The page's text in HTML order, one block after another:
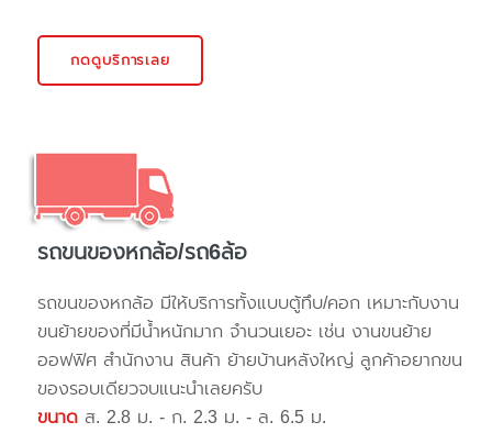
กดดูบริการเลย
รถขนของหกล้อ/รถ6ล้อ
รถขนของหกล้อ มีให้บริการทั้งแบบตู้ทึบ/คอก เหมาะกับงาน
ขนย้ายของที่มีน้ำหนักมาก จำนวนเยอะ เช่น งานขนย้าย
ออฟฟิศ สำนักงาน สินค้า ย้ายบ้านหลังใหญ่ ลูกค้าอยากขน
ของรอบเดียวจบแนะนำเลยครับ
ขนาด ส. 2.8 ม. - ก. 2.3 ม. - ล. 6.5 ม.